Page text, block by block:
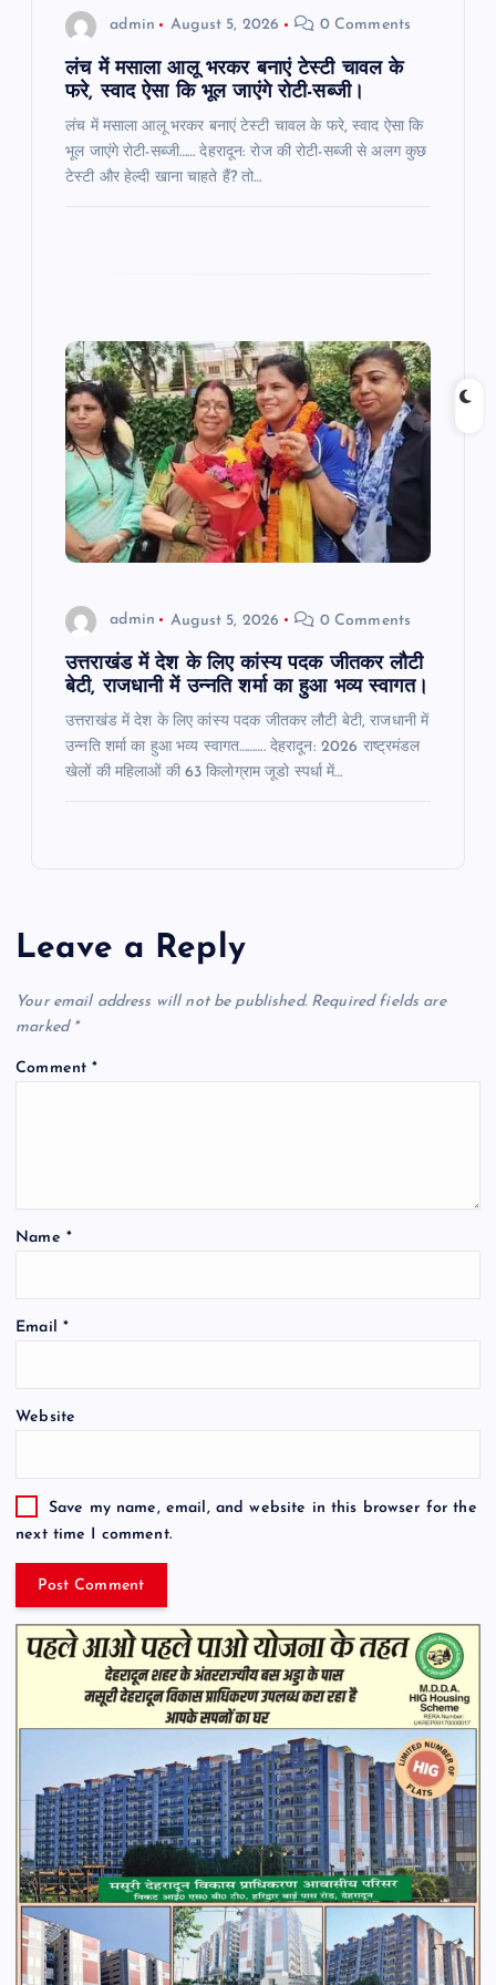
admin August 5, 2026 0 Comments
लंच में मसाला आलू भरकर बनाएं टेस्टी चावल के
फरे, स्वाद ऐसा कि भूल जाएंगे रोटी-सब्जी।
लंच में मसाला आलू भरकर बनाएं टेस्टी चावल के फरे, स्वाद ऐसा कि
भूल जाएंगे रोटी-सब्जी…… देहरादून: रोज की रोटी-सब्जी से अलग कुछ
टेस्टी और हेल्दी खाना चाहते हैं? तो…
admin August 5, 2026 0 Comments
उत्तराखंड में देश के लिए कांस्य पदक जीतकर लौटी
बेटी, राजधानी में उन्नति शर्मा का हुआ भव्य स्वागत।
उत्तराखंड में देश के लिए कांस्य पदक जीतकर लौटी बेटी, राजधानी में
उन्नति शर्मा का हुआ भव्य स्वागत………. देहरादून: 2026 राष्ट्रमंडल
खेलों की महिलाओं की 63 किलोग्राम जूडो स्पर्धा में…
Leave a Reply
Your email address will not be published. Required fields are
marked *
Comment*
Name *
Email *
Website
Save my name, email, and website in this browser for the
next time I comment.